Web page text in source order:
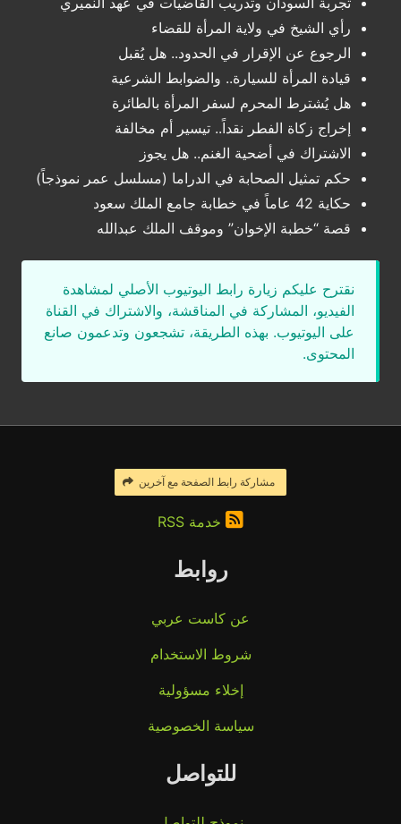
رأي الشيخ في ولاية المرأة للقضاء
الرجوع عن الإقرار في الحدود.. هل يُقبل
قيادة المرأة للسيارة.. والضوابط الشرعية
هل يُشترط المحرم لسفر المرأة بالطائرة
إخراج زكاة الفطر نقداً.. تيسير أم مخالفة
الاشتراك في أضحية الغنم.. هل يجوز
حكم تمثيل الصحابة في الدراما (مسلسل عمر نموذجاً)
حكاية 42 عاماً في خطابة جامع الملك سعود
قصة “خطبة الإخوان” وموقف الملك عبدالله
نقترح عليكم زيارة رابط اليوتيوب الأصلي لمشاهدة
الفيديو، المشاركة في المناقشة، والاشتراك في القناة
على اليوتيوب. بهذه الطريقة، تشجعون وتدعمون صانع
المحتوى.
مشاركة رابط الصفحة مع آخرين
خدمة RSS
روابط
عن كاست عربي
شروط الاستخدام
إخلاء مسؤولية
سياسة الخصوصية
للتواصل